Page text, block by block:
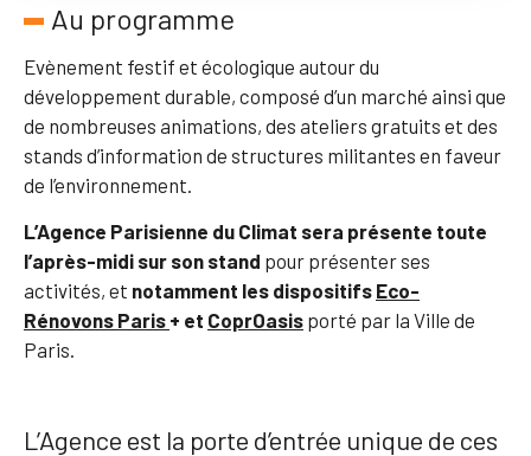
Au programme
Evènement festif et écologique autour du
développement durable, composé d’un marché ainsi que
de nombreuses animations, des ateliers gratuits et des
stands d’information de structures militantes en faveur
de l’environnement.
L’Agence Parisienne du Climat sera présente toute
l’après-midi sur son stand pour présenter ses
activités, et notamment les dispositifs Eco-
Rénovons Paris + et CoprOasis porté par la Ville de
Paris.
L’Agence est la porte d’entrée unique de ces